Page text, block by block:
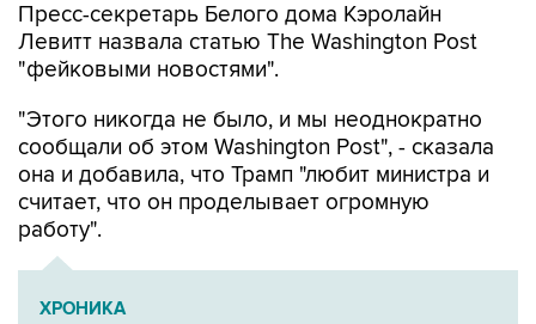
Пресс-секретарь Белого дома Кэролайн
Левитт назвала статью The Washington Post
"фейковыми новостями".
"Этого никогда не было, и мы неоднократно
сообщали об этом Washington Post", - сказала
она и добавила, что Трамп "любит министра и
считает, что он проделывает огромную
работу".
ХРОНИКА